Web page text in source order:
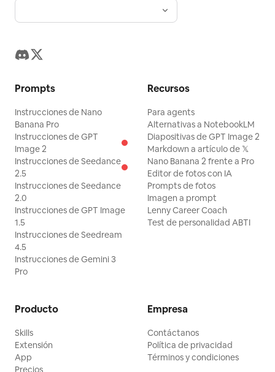
Prompts
Instrucciones de Nano
Banana Pro
Instrucciones de GPT
Image 2
Instrucciones de Seedance
2.5
Instrucciones de Seedance
2.0
Instrucciones de GPT Image
1.5
Instrucciones de Seedream
4.5
Instrucciones de Gemini 3
Pro
Recursos
Para agents
Alternativas a NotebookLM
Diapositivas de GPT Image 2
Markdown a artículo de 𝕏
Nano Banana 2 frente a Pro
Editor de fotos con IA
Prompts de fotos
Imagen a prompt
Lenny Career Coach
Test de personalidad ABTI
Producto
Skills
Extensión
App
Precios
Empresa
Contáctanos
Política de privacidad
Términos y condiciones